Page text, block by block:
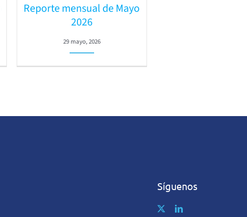
Reporte mensual de Mayo
2026
29 mayo, 2026
Síguenos